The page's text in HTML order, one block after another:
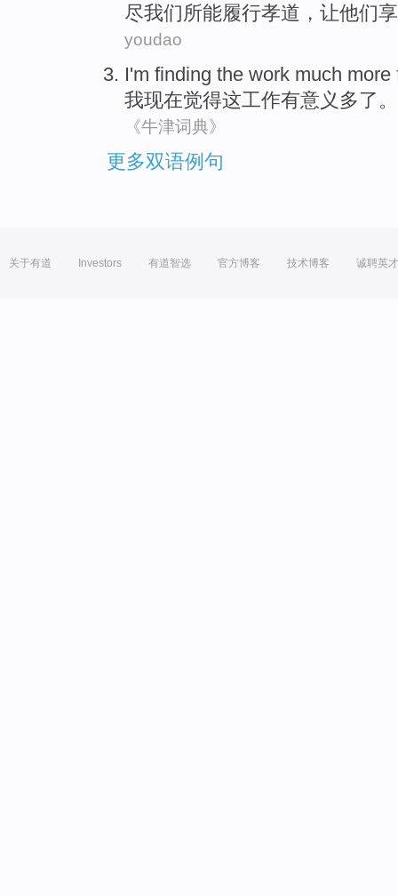
尽我们所能履行孝道 ， 让他们
youdao
I'm finding the work much more
我现在觉得这工作有意义 多了。
《牛津词典》
更多双语例句
关于有道 Investors 有道智选 官方博客 技术博客 诚聘英才